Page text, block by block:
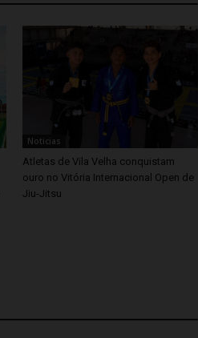
Noticias
Atletas de Vila Velha conquistam
ouro no Vitória Internacional Open de
Jiu-Jitsu